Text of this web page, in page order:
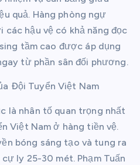
quả. Hàng phòng ngự
hậu vệ có khả năng đọc
tầm cao được áp dụng
từ phần sân đối phương.
Đội Tuyển Việt Nam
là nhân tố quan trọng nhất
Việt Nam ở hàng tiền vệ.
bóng sáng tạo và tung ra
ly 25-30 mét. Phạm Tuấn